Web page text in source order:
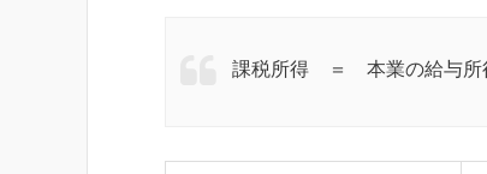
課税所得 ＝ 本業の給与